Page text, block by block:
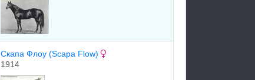
Cкaпa Флоу (Scapa Flow)
1914